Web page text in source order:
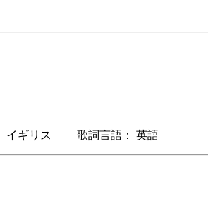
イギリス 歌詞言語： 英語